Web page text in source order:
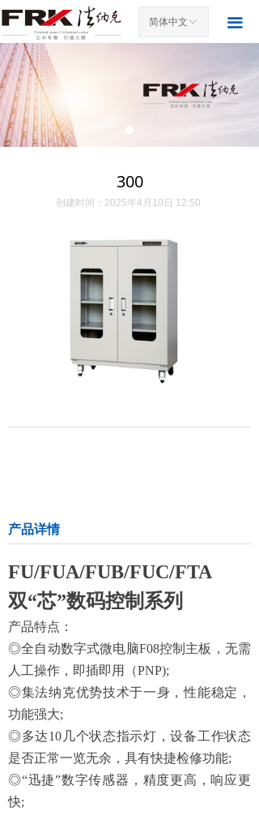
끀
首页
关于我们
产品中心
案例展示
联系我们
ꀅ
简体中文
300
创建时间： 2025年4月10日 12:50
FU/FUA/FUB/FUC/FTA
双“芯”数码控制系列
产品特点：
◎全自动数字式微电脑F08控制主板，无需
人工操作，即插即用（PNP);
◎集法纳克优势技术于一身，性能稳定，
功能强大;
◎多达10 几个状态指示灯，设备工作状态
是否正常一览无余，具有快捷检修功能;
◎“迅捷”数字传感器，精度更高，响应更
快;
产品详情